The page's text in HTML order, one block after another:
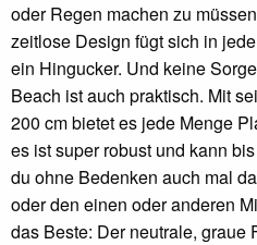
oder Regen machen zu
zeitlose Design fügt sich in
ein Hingucker. Und keine
Beach ist auch praktisch. Mit
200 cm bietet es jede Menge
es ist super robust und kann
du ohne Bedenken auch mal
oder den einen oder anderen
das Beste: Der neutrale, graue